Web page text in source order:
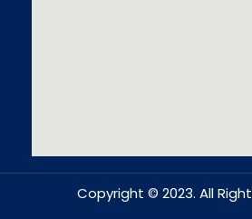
Copyright © 2023. All